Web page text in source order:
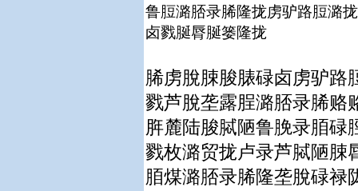
鲁脰潞脴录脪隆拢虏驴路脰潞
卤戮脠脣脠篓隆拢
脪虏脫脨脧脿碌卤虏驴路
戮芦脫垄露脭潞脴录脪赂
脌麓陆脧脦陋鲁脕录脜碌
戮枚潞贸拢卢录芦脦陋脨
脜煤潞脴录脪隆垄脫碌禄